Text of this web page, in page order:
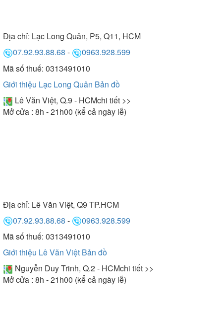
Địa chỉ: Lạc Long Quân, P5, Q11, HCM
07.92.93.88.68 -
0963.928.599
Mã số thuế: 0313491010
Giới thiệu Lạc Long Quân Bản đồ
Lê Văn Việt, Q.9 - HCMchi tiết >>
Mở cửa : 8h - 21h00 (kể cả ngày lễ)
Địa chỉ: Lê Văn Việt, Q9 TP.HCM
07.92.93.88.68 -
0963.928.599
Mã số thuế: 0313491010
Giới thiệu Lê Văn Việt Bản đồ
Nguyễn Duy Trinh, Q.2 - HCMchi tiết >>
Mở cửa : 8h - 21h00 (kể cả ngày lễ)